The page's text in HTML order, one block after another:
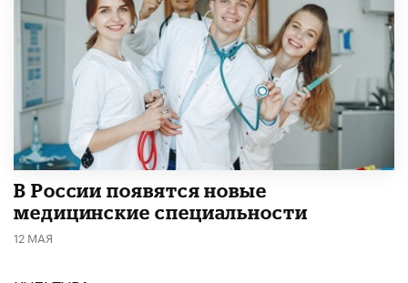
В России появятся новые
медицинские специальности
12 МАЯ